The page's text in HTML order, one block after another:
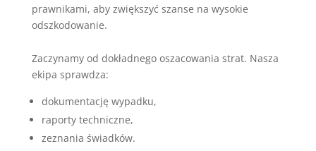
prawnikami, aby zwiększyć szanse na wysokie
odszkodowanie.
Zaczynamy od dokładnego oszacowania strat. Nasza
ekipa sprawdza:
dokumentację wypadku,
raporty techniczne,
zeznania świadków.